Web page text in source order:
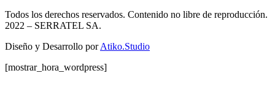
Todos los derechos reservados. Contenido no libre de reproducción.
2022 – SERRATEL SA.
Diseño y Desarrollo porAtiko.Studio
[mostrar_hora_wordpress]